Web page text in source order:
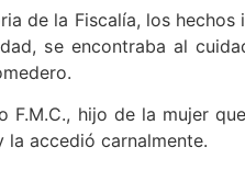
de la Fiscalía, los
se encontraba al
F.M.C., hijo de la mujer
accedió carnalmente.